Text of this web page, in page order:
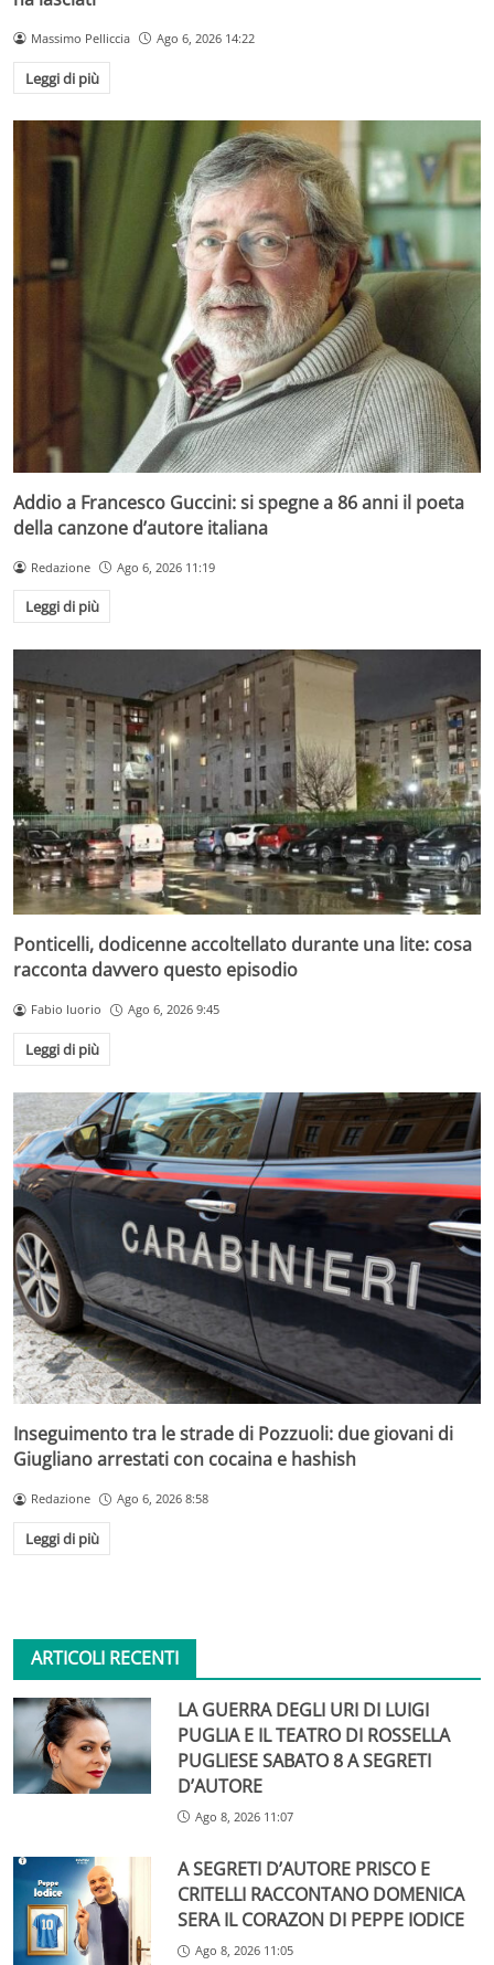
Massimo Pelliccia Ago 6, 2026 14:22
Leggi di più
Addio a Francesco Guccini: si spegne a 86 anni il poeta
della canzone d’autore italiana
Redazione Ago 6, 2026 11:19
Leggi di più
Ponticelli, dodicenne accoltellato durante una lite: cosa
racconta davvero questo episodio
Fabio Iuorio Ago 6, 2026 9:45
Leggi di più
Inseguimento tra le strade di Pozzuoli: due giovani di
Giugliano arrestati con cocaina e hashish
Redazione Ago 6, 2026 8:58
Leggi di più
ARTICOLI RECENTI
LA GUERRA DEGLI URI DI LUIGI
PUGLIA E IL TEATRO DI ROSSELLA
PUGLIESE SABATO 8 A SEGRETI
D’AUTORE
Ago 8, 2026 11:07
A SEGRETI D’AUTORE PRISCO E
CRITELLI RACCONTANO DOMENICA
SERA IL CORAZON DI PEPPE IODICE
Ago 8, 2026 11:05